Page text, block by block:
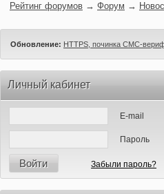
Рейтинг форумов → Форум →
Обновление: HTTPS, починка СМС-
Личный кабинет
E-mail
Пароль
Войти Забыли пароль?